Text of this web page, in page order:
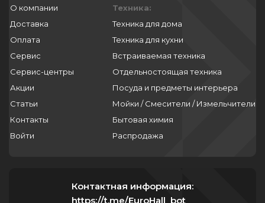
О компании
Доставка
Оплата
Сервис
Сервис-центры
Акции
Статьи
Контакты
Войти
Техника:
Техника для дома
Техника для кухни
Встраиваемая техника
Отдельностоящая техника
Посуда и предметы интерьера
Мойки / Смесители / Измельчители
Бытовая химия
Распродажа
Контактная информация:
https://t.me/EuroHall_bot